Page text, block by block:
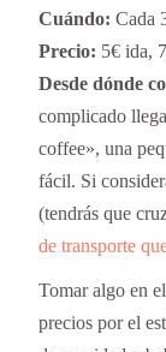
Cuándo: Cada
Precio: 5€ ida,
Desde dónde
complicado
coffee», una
fácil. Si
(tendrás que
de transporte
Tomar algo en
precios por el